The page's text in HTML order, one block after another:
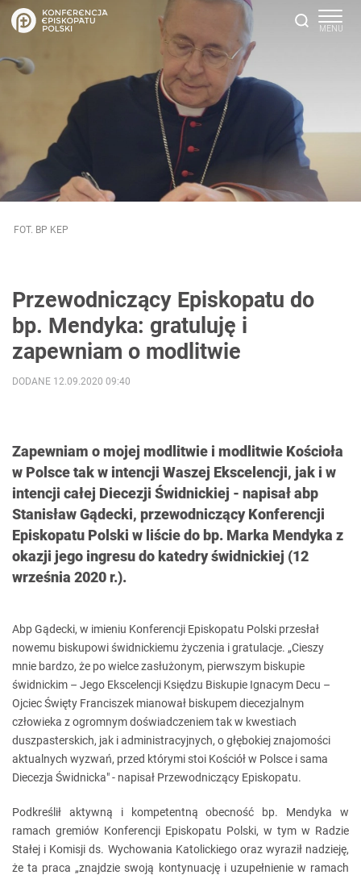
FOT. BP KEP
Przewodniczący Episkopatu do
bp. Mendyka: gratuluję i
zapewniam o modlitwie
Zapewniam o mojej modlitwie i modlitwie Kościoła
w Polsce tak w intencji Waszej Ekscelencji, jak i w
intencji całej Diecezji Świdnickiej - napisał abp
Stanisław Gądecki, przewodniczący Konferencji
Episkopatu Polski w liście do bp. Marka Mendyka z
okazji jego ingresu do katedry świdnickiej (12
września 2020 r.).
DODANE 12.09.2020 09:40
Abp Gądecki, w imieniu Konferencji Episkopatu Polski przesłał
nowemu biskupowi świdnickiemu życzenia i gratulacje. „Cieszy
mnie bardzo, że po wielce zasłużonym, pierwszym biskupie
świdnickim – Jego Ekscelencji Księdzu Biskupie Ignacym Decu –
Ojciec Święty Franciszek mianował biskupem diecezjalnym
człowieka z ogromnym doświadczeniem tak w kwestiach
duszpasterskich, jak i administracyjnych, o głębokiej znajomości
aktualnych wyzwań, przed którymi stoi Kościół w Polsce i sama
Diecezja Świdnicka" - napisał Przewodniczący Episkopatu.
Podkreślił aktywną i kompetentną obecność bp. Mendyka w
ramach gremiów Konferencji Episkopatu Polski, w tym w Radzie
Stałej i Komisji ds. Wychowania Katolickiego oraz wyraził nadzieję,
że ta praca „znajdzie swoją kontynuację i uzupełnienie w ramach